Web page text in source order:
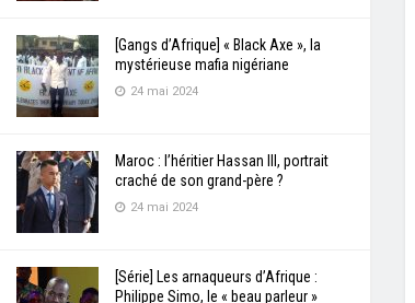
[Gangs d’Afrique] « Black Axe », la
mystérieuse mafia nigériane
24 mai 2024
Maroc : l’héritier Hassan III, portrait
craché de son grand-père ?
24 mai 2024
[Série] Les arnaqueurs d’Afrique :
Philippe Simo, le « beau parleur »